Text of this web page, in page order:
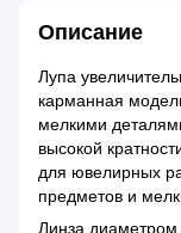
Описание
Лупа
карманная
мелкими
высокой
для ювелирных
предметов и
Линза диаметром